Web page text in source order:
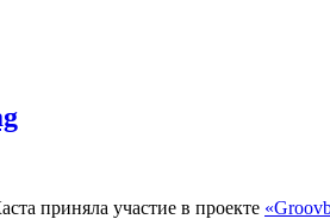
приняла участие в проекте